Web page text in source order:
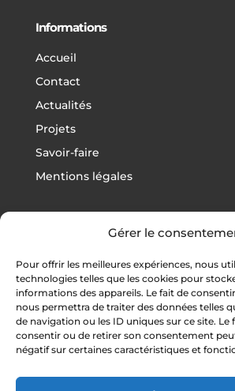
Gérer le
Pour offrir les meilleures expériences, nous
technologies telles que les cookies pour
informations des appareils. Le fait de
nous permettra de traiter des données telles
de navigation ou les ID uniques sur ce site. Le
consentir ou de retirer son consentement
négatif sur certaines caractéristiques et
Informations
Accueil
Contact
Actualités
Projets
Savoir-faire
Mentions légales
Football
Rugby
Athlétisme
Autres sports